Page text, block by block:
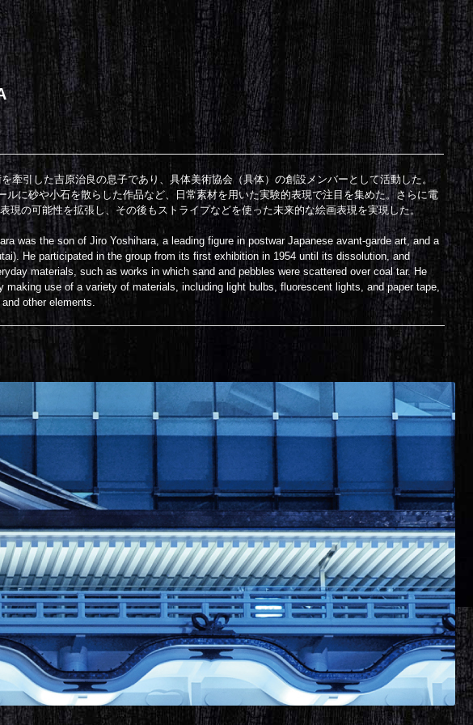
牽引した吉原治良の息子であり、具体美術協会（具体）の創設メンバーとして活動した。
ルに砂や小石を散らした作品など、日常素材を用いた実験的表現で注目を集めた。さらに電
現の可能性を拡張し、その後もストライプなどを使った未来的な絵画表現を実現した。
was the son of Jiro Yoshihara, a leading figure in postwar Japanese avant-garde art, and a
He participated in the group from its first exhibition in 1954 until its dissolution, and
materials, such as works in which sand and pebbles were scattered over coal tar. He
use of a variety of materials, including light bulbs, fluorescent lights, and paper tape,
other elements.